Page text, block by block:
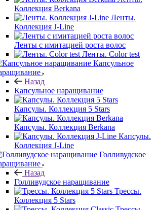
Коллекция Berkana
Ленты.
Коллекция J-Line
Ленты с имитацией роста волос
Ленты. Color test
Капсульное
Назад
Капсульное наращивание
Капсулы. Коллекция 5 Stars
Капсулы. Коллекция Berkana
Капсулы.
Коллекция J-Line
Голливудское
Назад
Голливудское наращивание
Трессы.
Коллекция 5 Stars